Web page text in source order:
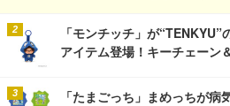
「モンチッチ」が
アイテム登場！キーチェーン
「たまごっち」まめっちが